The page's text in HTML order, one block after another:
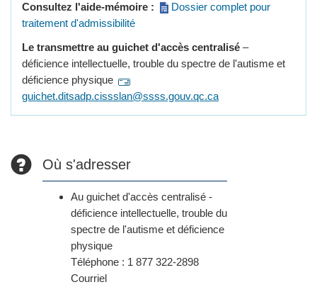
Consultez l'aide-mémoire :
Dossier complet pour
traitement d'admissibilité
Le transmettre au guichet d'accès centralisé –
déficience intellectuelle, trouble du spectre de l'autisme et
déficience physique
guichet.ditsadp.cissslan@ssss.gouv.qc.ca
Où s'adresser
Au guichet d'accès centralisé -
déficience intellectuelle, trouble du
spectre de l'autisme et déficience
physique
Téléphone : 1 877 322-2898
Courriel